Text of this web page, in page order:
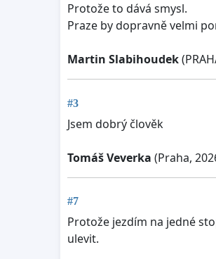
Protože to dává smysl.
Praze by dopravně velmi
Martin Slabihoudek
#3
Jsem dobrý člověk
Tomáš Veverka (Praha,
#7
Protože jezdím na jedné
ulevit.